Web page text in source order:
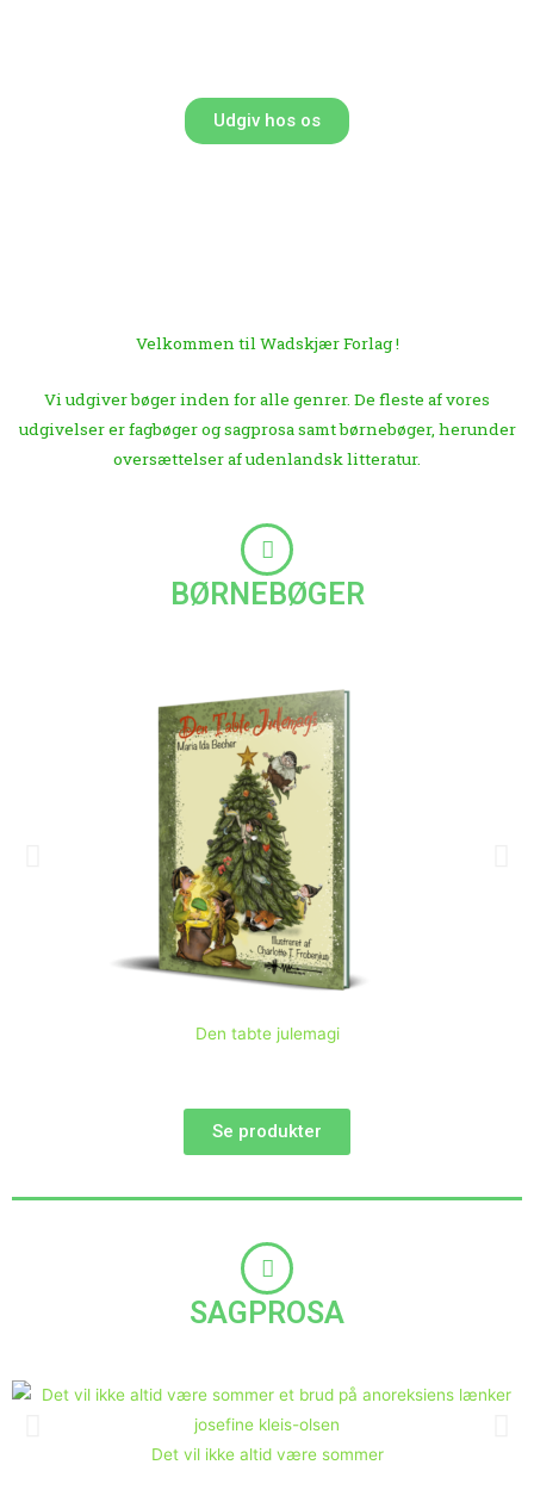
Udgiv hos os
Velkommen til Wadskjær Forlag !
Vi udgiver bøger inden for alle genrer. De fleste af vores
udgivelser er fagbøger og sagprosa samt børnebøger, herunder
oversættelser af udenlandsk litteratur.
BØRNEBØGER
Den tabte julemagi
Se produkter
SAGPROSA
Det vil ikke altid være sommer